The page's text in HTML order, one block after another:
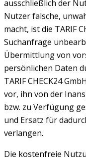
ausschließlich der
Nutzer falsche,
macht, ist die TARIF
Suchanfrage
Übermittlung von
persönlichen Daten
TARIF CHECK24
vor, ihn von der
bzw. zu Verfügung
und Ersatz für
verlangen.
Die kostenfreie